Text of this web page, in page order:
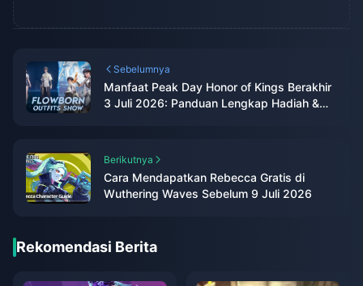
Sebelumnya
Manfaat Peak Day Honor of Kings Berakhir
3 Juli 2026: Panduan Lengkap Hadiah &
Berikutnya
Cara Mendapatkan Rebecca Gratis di
Wuthering Waves Sebelum 9 Juli 2026
Rekomendasi Berita